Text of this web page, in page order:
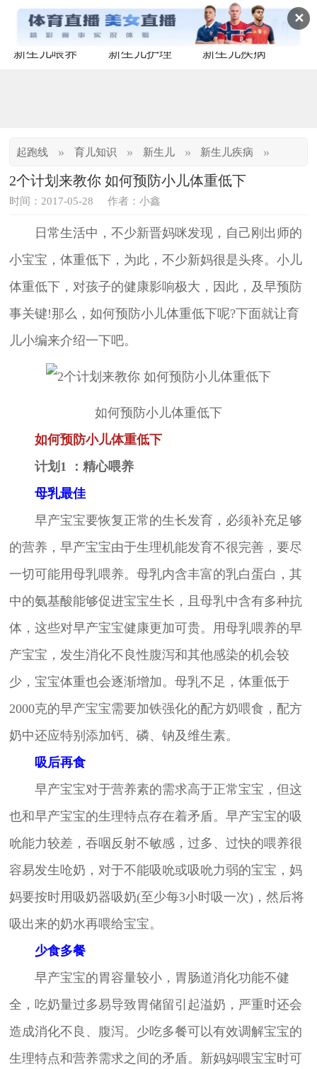
✕
新生儿喂养 新生儿护理 新生儿疾病
起跑线 » 育儿知识 » 新生儿 » 新生儿疾病 »
2个计划来教你 如何预防小儿体重低下
时间：2017-05-28 作者：小鑫
日常生活中，不少新晋妈咪发现，自己刚出师的
小宝宝，体重低下，为此，不少新妈很是头疼。小儿
体重低下，对孩子的健康影响极大，因此，及早预防
事关键!那么，如何预防小儿体重低下呢?下面就让育
儿小编来介绍一下吧。
如何预防小儿体重低下
如何预防小儿体重低下
计划1 ：精心喂养
母乳最佳
早产宝宝要恢复正常的生长发育，必须补充足够
的营养，早产宝宝由于生理机能发育不很完善，要尽
一切可能用母乳喂养。母乳内含丰富的乳白蛋白，其
中的氨基酸能够促进宝宝生长，且母乳中含有多种抗
体，这些对早产宝宝健康更加可贵。用母乳喂养的早
产宝宝，发生消化不良性腹泻和其他感染的机会较
少，宝宝体重也会逐渐增加。母乳不足，体重低于
2000克的早产宝宝需要加铁强化的配方奶喂食，配方
奶中还应特别添加钙、磷、钠及维生素。
吸后再食
早产宝宝对于营养素的需求高于正常宝宝，但这
也和早产宝宝的生理特点存在着矛盾。早产宝宝的吸
吮能力较差，吞咽反射不敏感，过多、过快的喂养很
容易发生呛奶，对于不能吸吮或吸吮力弱的宝宝，妈
妈要按时用吸奶器吸奶(至少每3小时吸一次)，然后将
吸出来的奶水再喂给宝宝。
少食多餐
早产宝宝的胃容量较小，胃肠道消化功能不健
全，吃奶量过多易导致胃储留引起溢奶，严重时还会
造成消化不良、腹泻。少吃多餐可以有效调解宝宝的
生理特点和营养需求之间的矛盾。新妈妈喂宝宝时可